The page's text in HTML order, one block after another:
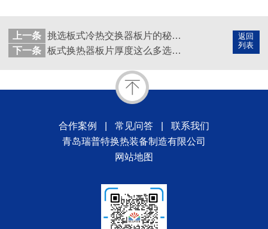
返回
列表
上一条
挑选板式冷热交换器板片的秘诀，看懂这些让你告别新手
下一条
板式换热器板片厚度这么多选择，0.4-1.0mm，到底怎么选啊！
合作案例 常见问答
联系我们
青岛瑞普特换热装备制造有限公司
网站地图